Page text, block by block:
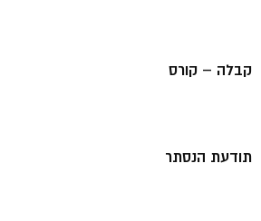
קבלה – קורס
תודעת הנסתר